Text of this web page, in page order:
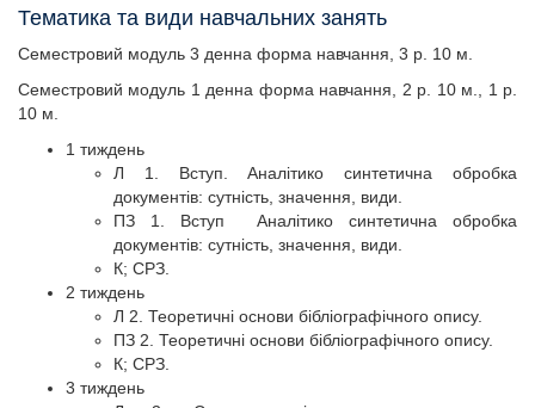
Тематика та види навчальних занять
Семестровий модуль 3 денна форма навчання, 3 р. 10 м.
Семестровий модуль 1 денна форма навчання, 2 р. 10 м., 1 р.
10 м.
1 тиждень
Л 1. Вступ. Аналітико синтетична обробка
документів: сутність, значення, види.
ПЗ 1. Вступ Аналітико синтетична обробка
документів: сутність, значення, види.
К; СРЗ.
2 тиждень
Л 2. Теоретичні основи бібліографічного опису.
ПЗ 2. Теоретичні основи бібліографічного опису.
К; СРЗ.
3 тиждень